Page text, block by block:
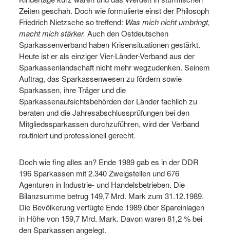
Zeiten geschah. Doch wie formulierte einst der Philosoph
Friedrich Nietzsche so treffend: Was mich nicht umbringt,
macht mich stärker. Auch den Ostdeutschen
Sparkassenverband haben Krisensituationen gestärkt.
Heute ist er als einziger Vier-Länder-Verband aus der
Sparkassenlandschaft nicht mehr wegzudenken. Seinem
Auftrag, das Sparkassenwesen zu fördern sowie
Sparkassen, ihre Träger und die
Sparkassenaufsichtsbehörden der Länder fachlich zu
beraten und die Jahresabschlussprüfungen bei den
Mitgliedssparkassen durchzuführen, wird der Verband
routiniert und professionell gerecht.
Doch wie fing alles an? Ende 1989 gab es in der DDR
196 Sparkassen mit 2.340 Zweigstellen und 676
Agenturen in Industrie- und Handelsbetrieben. Die
Bilanzsumme betrug 149,7 Mrd. Mark zum 31.12.1989.
Die Bevölkerung verfügte Ende 1989 über Spareinlagen
in Höhe von 159,7 Mrd. Mark. Davon waren 81,2 % bei
den Sparkassen angelegt.